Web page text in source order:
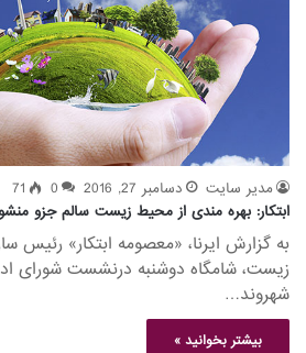
مدیر سایت دسامبر 27, 2016 0
71
ابتکار: بهره مندی از محیط زیست سالم جزو
به گزارش ایرنا، «معصومه ابتکار»
زیست، شامگاه دوشنبه درنشست شورای
شهروند…
بیشتر بخوانید »